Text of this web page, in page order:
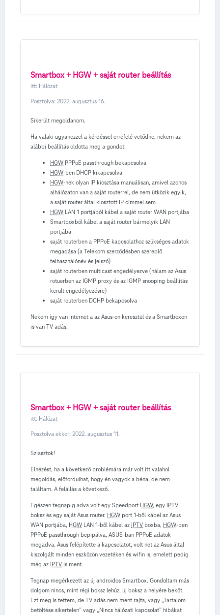
Smartbox + HGW + saját router beállítás
itt: Hálózat
Posztolva: 2022. augusztus 16.
Sikerült megoldanom.
Ha valaki ugyanezzel a kérdéssel errefelé vetődne, nekem az
alábbi beállítás oldotta meg a gondot:
HGW PPPoE passthrough bekapcsolva
HGW-ben DHCP kikapcsolva
HGW-nek olyan IP kiosztása manuálisan, amivel azonos
alhálózaton van a saját routerrel, de nem ütközik egyik,
a saját router által kiosztott IP címmel sem
HGW LAN 1 portjából kábel a saját router WAN portjába
Smartboxból kábel a saját router bármelyik LAN
portjába
saját routerben a PPPoE kapcsolathoz szükséges adatok
megadása (a Telekom szerződésben szereplő
felhasználónév és jelszó)
saját routerben multicast engedélyezve (nálam az Asus
rotuerben az IGMP proxy és az IGMP snooping beállítás
került engedélyezésre)
saját routerben DCHP bekapcsolva
Nekem így van internet a az Asus-on keresztül és a Smartboxon
is van TV adás.
Smartbox + HGW + saját router beállítás
itt: Hálózat
Posztolva ekkor: 2022. augusztus 11.
Sziasztok!
Elnézést, ha a következő problémára már volt itt valahol
megoldás, előfordulhat, hogy én vagyok a béna, de nem
találtam. A felállás a következő.
Egészen tegnapig adva volt egy Speedport HGW, egy IPTV
boksz és egy saját Asus router. HGW port 1-ből kábel az Asus
WAN portjába, HGW LAN 1-ből kábel az IPTV boxba, HGW-ben
PPPoE passthrough bepipálva, ASUS-ban PPPoE adatok
megadva. Asus felépítette a kapcsolatot, volt net az Asus által
kiszolgált minden eszközön vezetéken és wifin is, emelett pedig
még az IPTV is ment.
Tegnap megérkezett az új androidos Smartbox. Gondoltam más
dolgom nincs, mint régi boksz lehúz, új boksz a helyére beköt.
Ezt meg is tettem, de TV adás nem ment rajta, vagy „Tartalom
betöltése sikertelen” vagy „Nincs hálózati kapcsolat” hibákat